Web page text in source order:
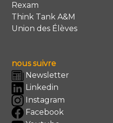
Rexam
Think Tank A&M
Union des Élèves
nous suivre
Newsletter
Linkedin
Instagram
Facebook